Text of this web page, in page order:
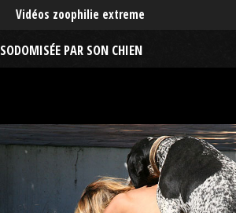
Vidéos zoophilie extreme
SODOMISÉE PAR SON CHIEN